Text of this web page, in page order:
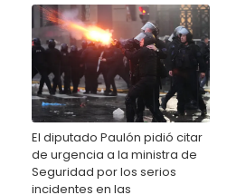
El diputado Paulón pidió citar
de urgencia a la ministra de
Seguridad por los serios
incidentes en las